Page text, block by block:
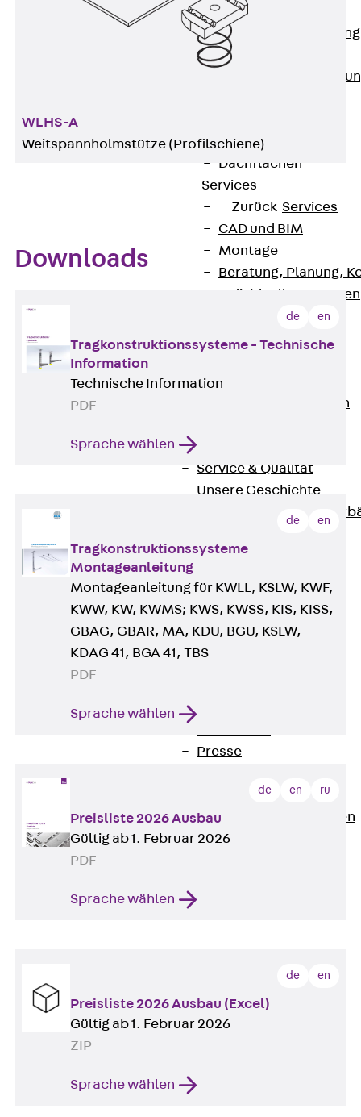
Anwendungsgebiete
Zurück
Industrieanlagen
Bodengeführte
Funktionserhalt
Dachflächen
Services
Zurück Services
CAD und BIM
Montage
Beratung, Planung,
Individuelle Lösungen
Referenzen
Unternehmen
Unternehmen
Service & Qualität
Unsere Geschichte
Mitgliedschaften &
Zurück
Presse
Karriere
Stellenausschreibungen
Unsere Standorte
WLHS-A
Weitspannholmstütze (Profilschiene)
Downloads
de en
Tragkonstruktionssysteme - Technische
Information
Technische Information
PDF
Sprache wählen
de en
Tragkonstruktionssysteme
Montageanleitung
Montageanleitung für KWLL, KSLW, KWF,
KWW, KW, KWMS; KWS, KWSS, KIS, KISS,
GBAG, GBAR, MA, KDU, BGU, KSLW,
KDAG 41, BGA 41, TBS
PDF
Sprache wählen
de en ru
Preisliste 2026 Ausbau
Gültig ab 1. Februar 2026
PDF
Sprache wählen
de en
Preisliste 2026 Ausbau (Excel)
Gültig ab 1. Februar 2026
ZIP
Sprache wählen